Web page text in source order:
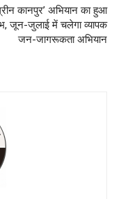
कानपुर’ अभियान का हुआ
जून-जुलाई में चलेगा व्यापक
जन-जागरूकता अभियान